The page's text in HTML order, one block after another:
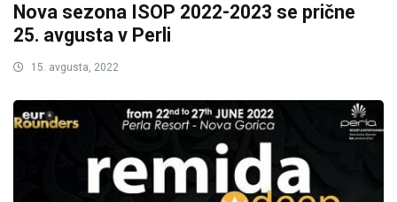
Nova sezona ISOP 2022-2023 se prične
25. avgusta v Perli
15. avgusta, 2022